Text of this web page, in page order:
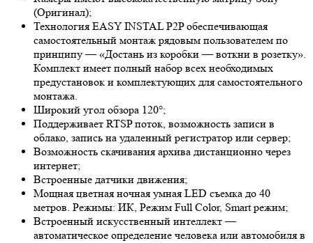
(Оригинал);
Технология EASY INSTAL P2P обеспечивающая
самостоятельный монтаж рядовым пользователем по
принципу — «Достань из коробки — воткни в розетку».
Комплект имеет полный набор всех необходимых
предустановок и комплектующих для самостоятельного
монтажа.
Широкий угол обзора 120°;
Поддерживает RTSP поток, возможность записи в
облако, запись на удаленный регистратор или сервер;
Возможность скачивания архива дистанционно через
интернет;
Встроенные датчики движения;
Мощная цветная ночная умная LED съемка до 40
метров. Режимы: ИК, Режим Full Color, Smart режим;
Встроенный искусственный интеллект —
автоматическое определение человека или автомобиля в